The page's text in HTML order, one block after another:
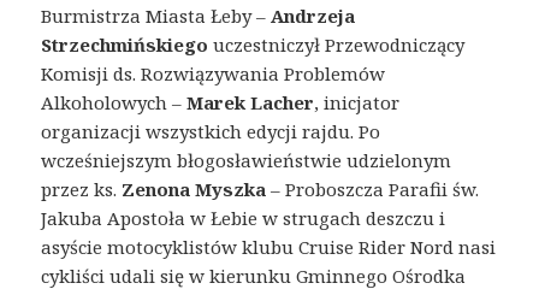
Burmistrza Miasta Łeby – Andrzeja
Strzechmińskiego uczestniczył Przewodniczący
Komisji ds. Rozwiązywania Problemów
Alkoholowych –Marek Lacher, inicjator
organizacji wszystkich edycji rajdu. Po
wcześniejszym błogosławieństwie udzielonym
przez ks. Zenona Myszka –Proboszcza Parafii św.
Jakuba Apostoła w Łebie w strugach deszczu i
asyście motocyklistów klubu Cruise Rider Nord nasi
cykliści udali się w kierunku Gminnego Ośrodka